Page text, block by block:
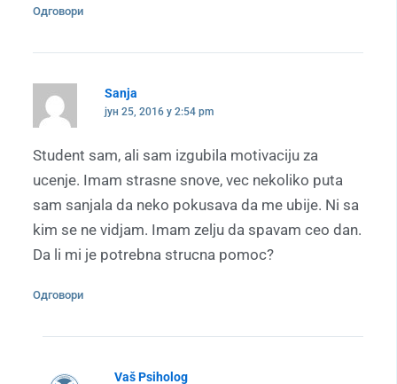
Одговори
Sanja
јун 25, 2016 у 2:54 pm
Student sam, ali sam izgubila motivaciju za
ucenje. Imam strasne snove, vec nekoliko puta
sam sanjala da neko pokusava da me ubije. Ni sa
kim se ne vidjam. Imam zelju da spavam ceo dan.
Da li mi je potrebna strucna pomoc?
Одговори
Vaš Psiholog